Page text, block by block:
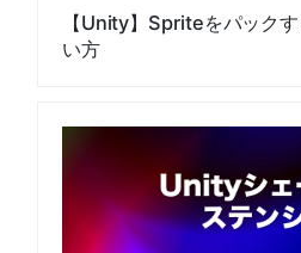
【Unity】Spriteをパック
い方